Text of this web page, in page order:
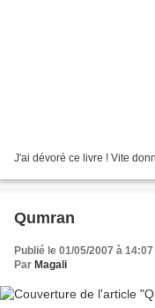
J'ai dévoré ce livre ! Vite
Qumran
Publié le 01/05/2007 à 14:07
Par Magali